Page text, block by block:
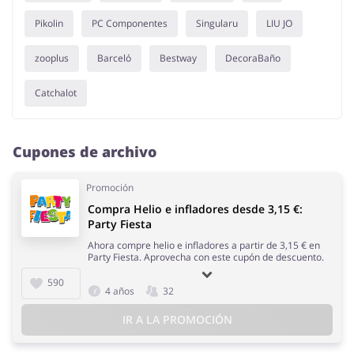
Pikolin PC Componentes Singularu LIU JO
zooplus Barceló Bestway DecoraBaño
Catchalot
Cupones de archivo
Promoción
590
Compra Helio e infladores desde 3,15 €:
Party Fiesta
Ahora compre helio e infladores a partir de 3,15 € en
Party Fiesta. Aprovecha con este cupón de descuento.
4 años 32
IR A LA PROMOCIÓN